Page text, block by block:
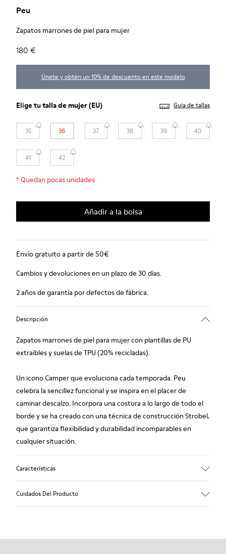
Peu
Zapatos marrones de piel para mujer
180 €
Únete y obtén un 10% de descuento en este modelo
Elige tutalla de mujer(EU) Guía de tallas
35 36 37 38 39 40
41 42
*Quedan pocas unidades
Añadir a la bolsa
Envío gratuito a partir de 50€
Cambios y devoluciones en un plazo de 30 días.
2 años de garantía por defectos de fábrica.
Descripción
Zapatos marrones de piel para mujer con plantillas de PU
extraíbles y suelas de TPU (20% recicladas).
Un icono Camper que evoluciona cada temporada. Peu
celebra la sencillez funcional y se inspira en el placer de
caminar descalzo. Incorpora una costura a lo largo de todo el
borde y se ha creado con una técnica de construcción Strobel,
que garantiza flexibilidad y durabilidad incomparables en
cualquier situación.
Características
Cuidados Del Producto
Nuestros zapatos se han fabricado con materiales de primera